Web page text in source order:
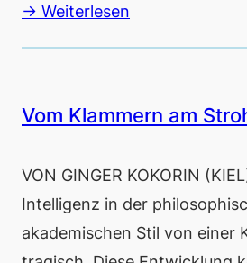
→ Weiterlesen
Vom Klammern am
VON GINGER KOKORIN
Intelligenz in der
akademischen Stil von einer